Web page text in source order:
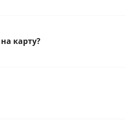
карту?